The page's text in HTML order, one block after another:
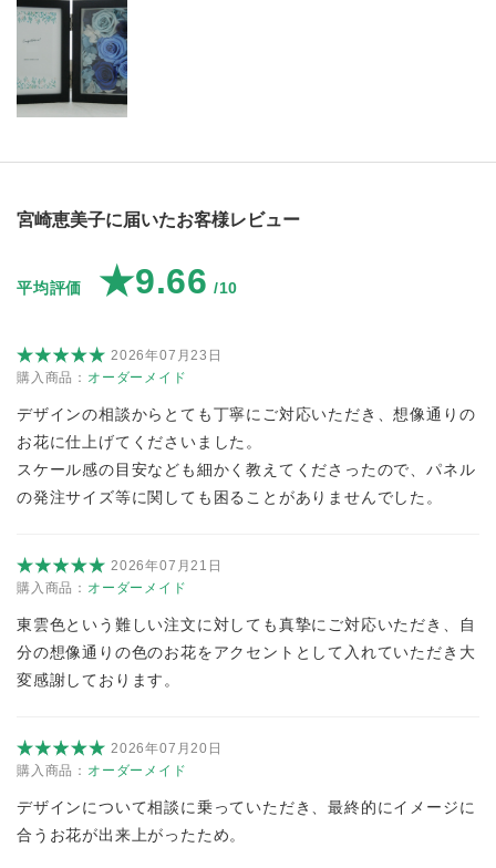
宮崎恵美子に届いたお客様レビュー
平均評価 ★9.66 /10
2026年07月23日
購入商品： オーダーメイド
デザインの相談からとても丁寧にご対応いただき、想像通りの
お花に仕上げてくださいました。
スケール感の目安なども細かく教えてくださったので、パネル
の発注サイズ等に関しても困ることがありませんでした。
2026年07月21日
購入商品： オーダーメイド
東雲色という難しい注文に対しても真摯にご対応いただき、自
分の想像通りの色のお花をアクセントとして入れていただき大
変感謝しております。
2026年07月20日
購入商品： オーダーメイド
デザインについて相談に乗っていただき、最終的にイメージに
合うお花が出来上がったため。